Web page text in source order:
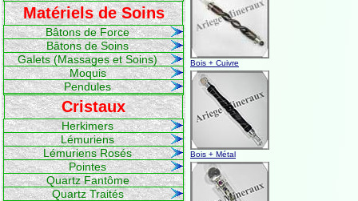
Matériels de Soins
Bâtons de Force
Bâtons de Soins
Galets (Massages et Soins)
Moquis
Pendules
Cristaux
Herkimers
Lémuriens
Lémuriens Rosés
Pointes
Quartz Fantôme
Quartz Traités
Bois + Cuivre
Bois + Métal